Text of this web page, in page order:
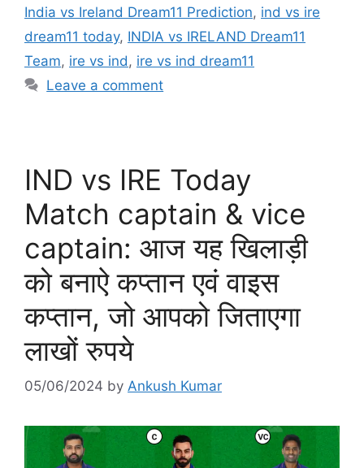
India vs Ireland Dream11 Prediction, ind vs ire
dream11 today, INDIA vs IRELAND Dream11
Team, ire vs ind , ire vs ind dream11
Leave a comment
IND vs IRE Today
Match captain & vice
captain: आज यह खिलाड़ी
को बनाऐ कप्तान एवं वाइस
कप्तान, जो आपको जिताएगा
लाखों रुपये
05/06/2024 by Ankush Kumar